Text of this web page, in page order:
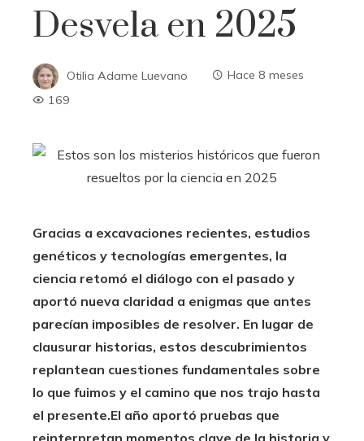
Desvela en 2025
Otilia Adame Luevano
Hace 8 meses
169
Gracias a excavaciones recientes, estudios
genéticos y tecnologías emergentes, la
ciencia retomó el diálogo con el pasado y
aportó nueva claridad a enigmas que antes
parecían imposibles de resolver. En lugar de
clausurar historias, estos descubrimientos
replantean cuestiones fundamentales sobre
lo que fuimos y el camino que nos trajo hasta
el presente.El año aportó pruebas que
reinterpretan momentos clave de la historia y